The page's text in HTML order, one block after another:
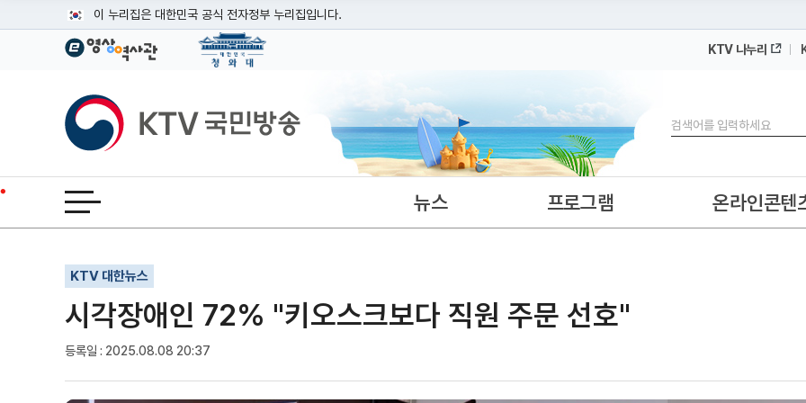
이 누리집은 대한민국 공식 전자정부 누리집입니다.
공식 누리집 주소 확인하기
이밖에 or.kr 또는 .kr등 다른 도메인 주소를 사용하고 있다면 아래 URL에서 도메인 주소를 확인해 보세요
운영중인 공식 누리집보기
KTV 나누리
KTV국민방송
검색
전체메뉴 열기 뉴스 프로그램 온라인콘텐
KTV 대한뉴스
시각장애인 72% "키오스크보다 직원 주문 선호"
등록일 : 2025.08.08 20:37
기사인쇄
글자확대
글자축소